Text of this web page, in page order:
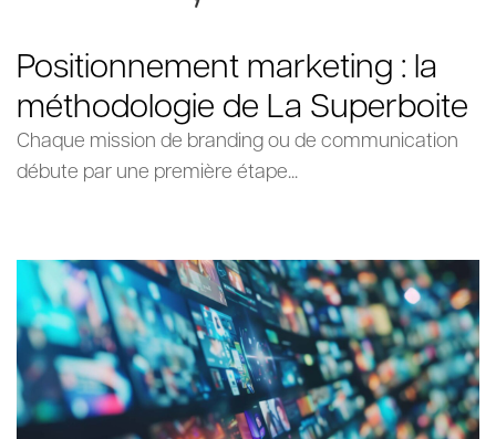
Positionnement marketing : la
méthodologie de La Superboite
Chaque mission de branding ou de communication
débute par une première étape...